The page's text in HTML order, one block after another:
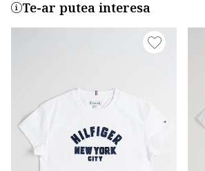
Te-ar putea interesa